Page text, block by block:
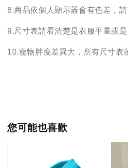
8.商品依個人顯示器會有色差，
9.尺寸表請看清楚是衣服平量或
10.寵物胖瘦差異大，所有尺寸表
您可能也喜歡